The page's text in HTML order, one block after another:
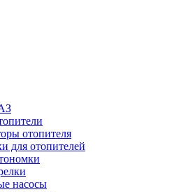
отопителя
для отопителей
насосы